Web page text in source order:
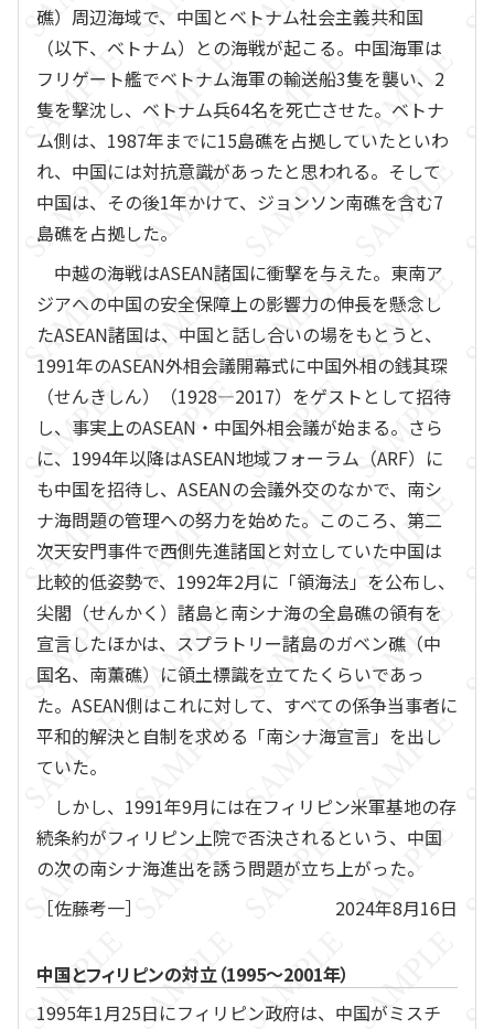
礁）周辺海域で、中国とベトナム社会主義共和国
（以下、ベトナム）との海戦が起こる。中国海軍は
フリゲート艦でベトナム海軍の輸送船3隻を襲い、2
隻を撃沈し、ベトナム兵64名を死亡させた。ベトナ
ム側は、1987年までに15島礁を占拠していたといわ
れ、中国には対抗意識があったと思われる。そして
中国は、その後1年かけて、ジョンソン南礁を含む7
島礁を占拠した。
中越の海戦はASEAN諸国に衝撃を与えた。東南ア
ジアへの中国の安全保障上の影響力の伸長を懸念し
たASEAN諸国は、中国と話し合いの場をもとうと、
1991年のASEAN外相会議開幕式に中国外相の銭其琛
（せんきしん）（1928―2017）をゲストとして招待
し、事実上のASEAN・中国外相会議が始まる。さら
に、1994年以降はASEAN地域フォーラム（ARF）に
も中国を招待し、ASEANの会議外交のなかで、南シ
ナ海問題の管理への努力を始めた。このころ、第二
次天安門事件で西側先進諸国と対立していた中国は
比較的低姿勢で、1992年2月に「領海法」を公布し、
尖閣（せんかく）諸島と南シナ海の全島礁の領有を
宣言したほかは、スプラトリー諸島のガベン礁（中
国名、南薫礁）に領土標識を立てたくらいであっ
た。ASEAN側はこれに対して、すべての係争当事者に
平和的解決と自制を求める「南シナ海宣言」を出し
ていた。
しかし、1991年9月には在フィリピン米軍基地の存
続条約がフィリピン上院で否決されるという、中国
の次の南シナ海進出を誘う問題が立ち上がった。
［佐藤考一］
2024年8月16日
中国とフィリピンの対立（1995～2001年）
1995年1月25日にフィリピン政府は、中国がミスチ